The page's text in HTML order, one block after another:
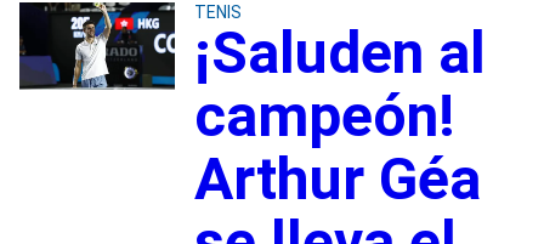
TENIS
¡Saluden al
campeón!
Arthur Géa